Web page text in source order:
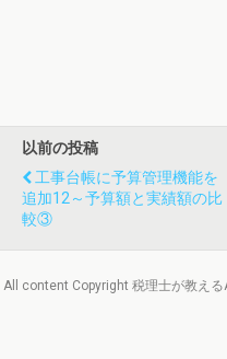
以前の投稿
工事台帳に予算管理機能を
追加12～予算額と実績額の比
較③
All content Copyright 税理士が教え